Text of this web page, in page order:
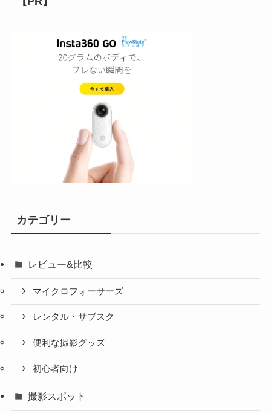
カテゴリー
レビュー&比較
マイクロフォーサーズ
レンタル・サブスク
便利な撮影グッズ
初心者向け
撮影スポット